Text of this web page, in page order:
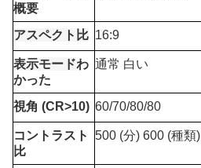
概要
アスペクト比 16:9
表示モードわ
かった
通常 白い
視角 (CR>10) 60/70/80/80
コントラスト
比
500 (分) 600 (種類)